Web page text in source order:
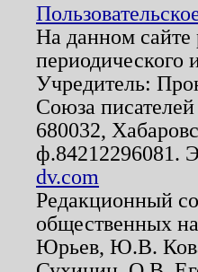
На данном сайте
Учредитель:
Союза
680032,
ф.84212296081.
dv.com
Редакционный
общественных
Юрьев, Ю.В.